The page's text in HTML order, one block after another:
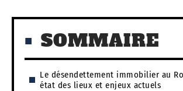
SOMMAIRE
Le désendettement immobilier au
état des lieux et enjeux actuels